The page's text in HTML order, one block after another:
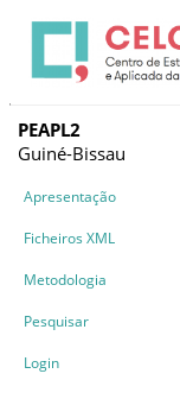
PEAPL2
Guiné-Bissau
Apresentação
Ficheiros XML
Metodologia
Pesquisar
Login